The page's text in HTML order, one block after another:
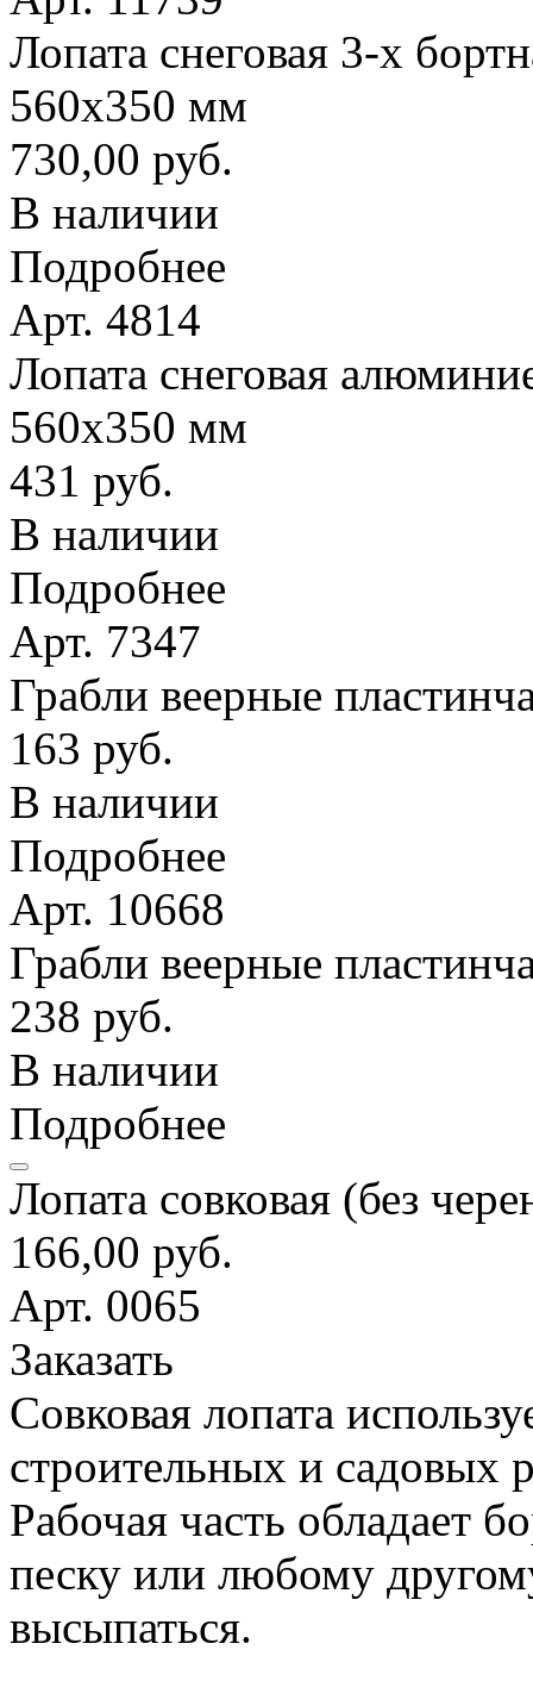
Лопата снеговая 3-х
560х350 мм
730,00 руб.
В наличии
Подробнее
Арт. 4814
Лопата снеговая
560х350 мм
431 руб.
В наличии
Подробнее
Арт. 7347
Грабли веерные
163 руб.
В наличии
Подробнее
Арт. 10668
Грабли веерные
238 руб.
В наличии
Подробнее
Лопата совковая (без
166,00 руб.
Арт. 0065
Заказать
Совковая лопата
строительных и садовых
Рабочая часть обладает
песку или любому
высыпаться.